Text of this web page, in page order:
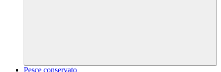
Pesce conservato